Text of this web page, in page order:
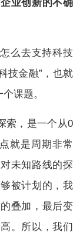
业创新的不确
么去支持科技
技金融”，也就
课题。
索，是一个从0
就是周期非常
未知路线的探
被计划的，我
叠加，最后变
。所以，我们